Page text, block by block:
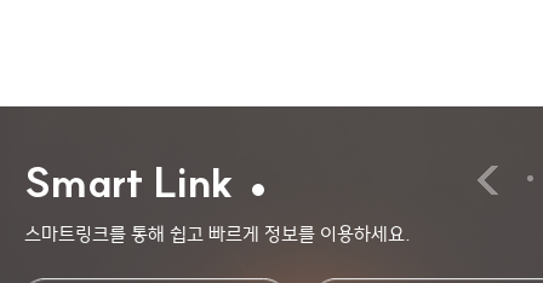
Smart Link
스마트링크를 통해 쉽고 빠르게 정보를 이용하세요.